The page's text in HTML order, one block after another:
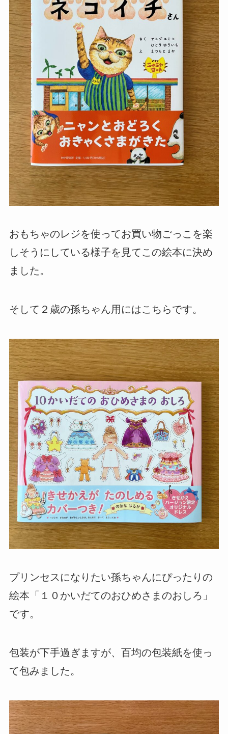
おもちゃのレジを使ってお買い物ごっこを楽
しそうにしている様子を見てこの絵本に決め
ました。
そして２歳の孫ちゃん用にはこちらです。
プリンセスになりたい孫ちゃんにぴったりの
絵本「１０かいだてのおひめさまのおしろ」
です。
包装が下手過ぎますが、百均の包装紙を使っ
て包みました。